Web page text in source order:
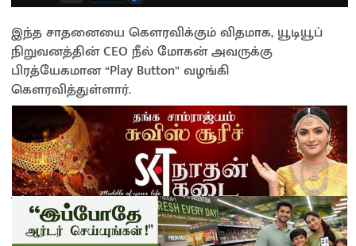
இந்த சாதனையை கௌரவிக்கும் விதமாக, யூடியூப்
நிறுவனத்தின் CEO நீல் மோகன் அவருக்கு
பிரத்யேகமான “Play Button” வழங்கி
கௌரவித்துள்ளார்.